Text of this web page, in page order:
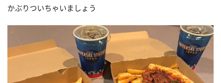
かぶりついちゃいましょう